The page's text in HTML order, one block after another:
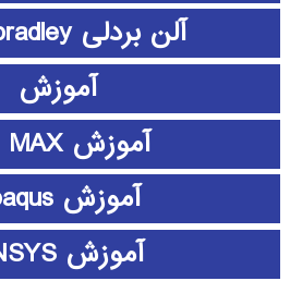
آلن بردلی Allen bradley
آموزش
آموزش 3D MAX
آموزش abaqus
آموزش ANSYS